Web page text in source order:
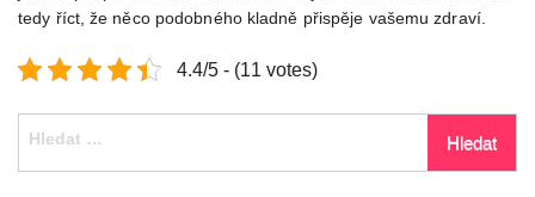
tedy říct, že něco podobného kladně přispěje vašemu zdraví.
4.4/5 - (11 votes)